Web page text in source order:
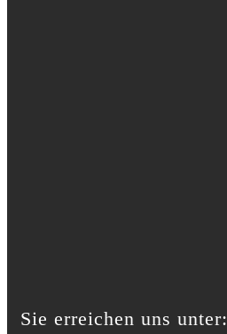
Sie erreichen uns unter: